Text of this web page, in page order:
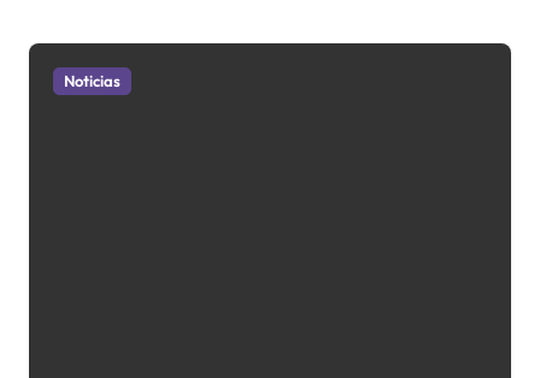
Noticias